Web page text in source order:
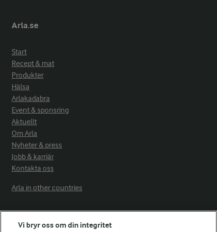
Arla.se
Start
Recept & mat
Produkter
Hälsa
Arlakadabra
Event & sponsring
Aktuellt
Om Arla
Nyheter & press
Jobb & karriär
Kontakta oss
Arla in other countries
Fler Arlasajter
Vi bryr oss om din integritet